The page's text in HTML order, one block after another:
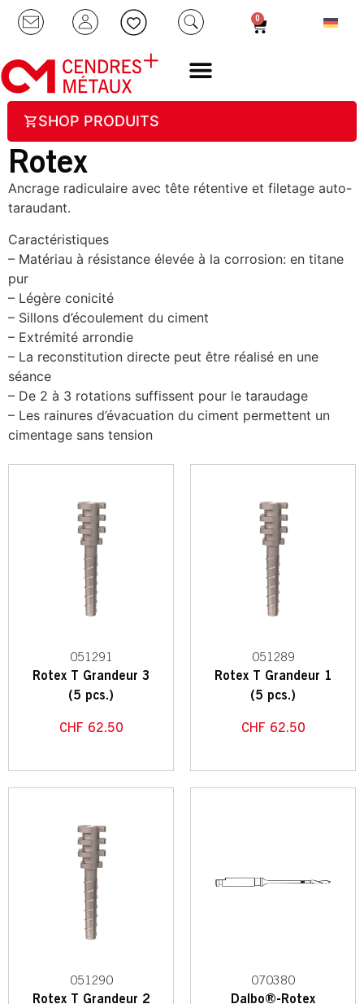
0
SHOP PRODUITS
Rotex
Ancrage radiculaire avec tête rétentive et filetage auto-
taraudant.
Caractéristiques
– Matériau à résistance élevée à la corrosion: en titane
pur
– Légère conicité
– Sillons d’écoulement du ciment
– Extrémité arrondie
– La reconstitution directe peut être réalisé en une
séance
– De 2 à 3 rotations suffissent pour le taraudage
– Les rainures d’évacuation du ciment permettent un
cimentage sans tension
051291
Rotex T Grandeur 3
(5 pcs.)
CHF 62.50
051289
Rotex T Grandeur 1
(5 pcs.)
CHF 62.50
051290
Rotex T Grandeur 2
070380
Dalbo®-Rotex